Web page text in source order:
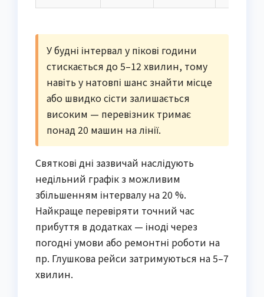
У будні інтервал у пікові години
стискається до 5–12 хвилин, тому
навіть у натовпі шанс знайти місце
або швидко сісти залишається
високим — перевізник тримає
понад 20 машин на лінії.
Святкові дні зазвичай наслідують
недільний графік з можливим
збільшенням інтервалу на 20 %.
Найкраще перевіряти точний час
прибуття в додатках — іноді через
погодні умови або ремонтні роботи на
пр. Глушкова рейси затримуються на 5–7
хвилин.